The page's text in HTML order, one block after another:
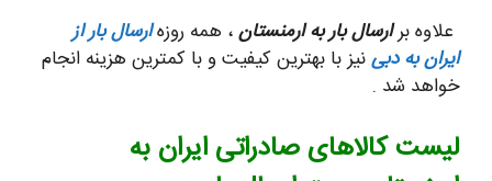
علاوه برارسال بار به ارمنستان، همه روزهارسال بار از
ایران به دبینیز با بهترین کیفیت و با کمترین هزینه انجام
خواهد شد .
لیست کالاهای صادراتی ایران به